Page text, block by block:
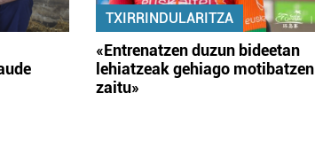
TXIRRINDULARITZA
«Entrenatzen duzun bideetan
lehiatzeak gehiago motibatzen
zaitu»